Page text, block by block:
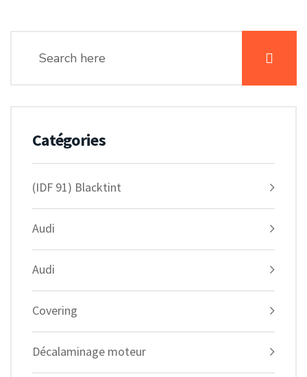
Catégories
(IDF 91) Blacktint
Audi
Audi
Covering
Décalaminage moteur